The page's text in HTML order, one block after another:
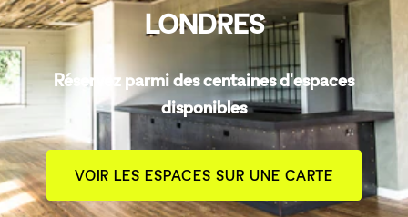
LONDRES
Réservez parmi des centaines d'espaces
disponibles
VOIR LES ESPACES SUR UNE CARTE